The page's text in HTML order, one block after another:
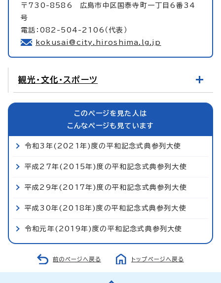
〒730-8586 広島市中区国泰寺町一丁目6番34
号
電話：082-504-2106（代表）
kokusai@city.hiroshima.lg.jp
観光・文化・スポーツ
このページを見た人は
こんなページも見ています
令和3年(2021年)度の平和記念式典参列大使
平成27年(2015年)度の平和記念式典参列大使
平成29年(2017年)度の平和記念式典参列大使
平成30年(2018年)度の平和記念式典参列大使
令和元年(2019年)度の平和記念式典参列大使
前のページへ戻る トップページへ戻る